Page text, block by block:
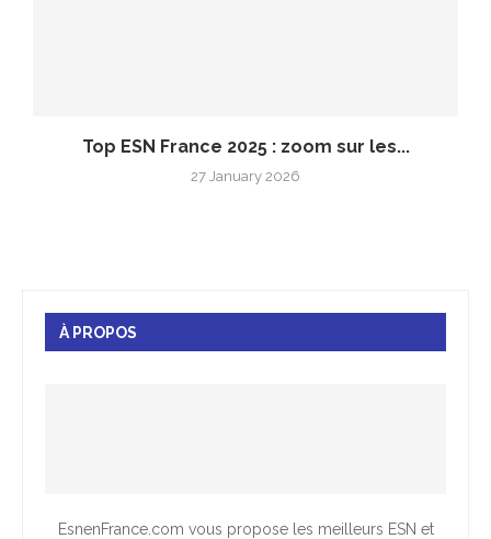
Top ESN France 2025 : zoom sur les...
27 January 2026
À PROPOS
EsnenFrance.com vous propose les meilleurs ESN et